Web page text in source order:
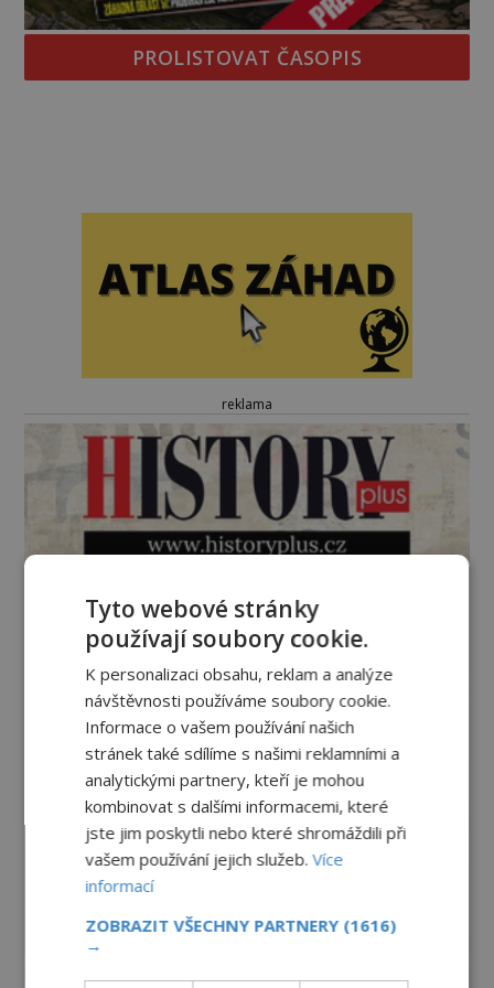
PROLISTOVAT ČASOPIS
reklama
Tyto webové stránky
používají soubory cookie.
K personalizaci obsahu, reklam a analýze
návštěvnosti používáme soubory cookie.
Informace o vašem používání našich
stránek také sdílíme s našimi reklamními a
analytickými partnery, kteří je mohou
kombinovat s dalšími informacemi, které
jste jim poskytli nebo které shromáždili při
vašem používání jejich služeb.Více
informací
ZOBRAZIT VŠECHNY PARTNERY (1616)
→